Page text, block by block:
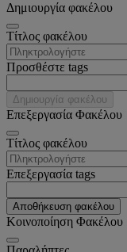
Δημιουργία φακέλου
Tίτλος φακέλου
Προσθέστε tags
Δημιουργία φακέλου
Επεξεργασία Φακέλου
Tίτλος φακέλου
Επεξεργασία tags
Αποθήκευση φακέλου
Κοινοποίηση Φακέλου